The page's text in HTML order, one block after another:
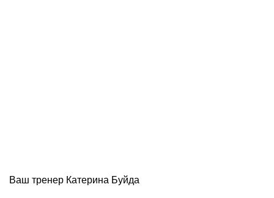
Ваш тренер Катерина Буйда